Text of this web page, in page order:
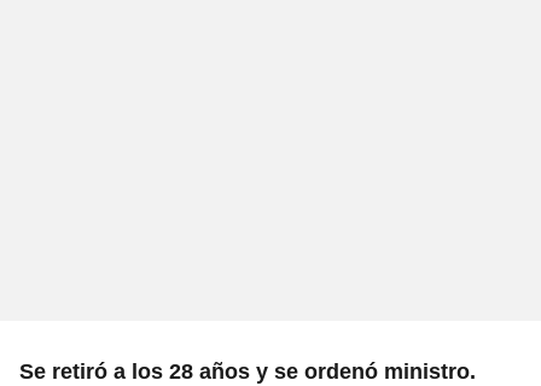
Se retiró a los 28 años y se ordenó ministro.